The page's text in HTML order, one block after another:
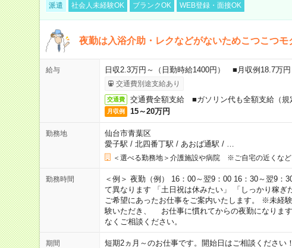
派遣 社会人未経験OK ブランクOK WEB登録・面接OK
夜勤は入浴介助・レクなどがないためこつこつモ
給与 日収2.3万円～（日勤時給1400円） ■月収例18.7万円
交通費別途支給あり
交通費 交通費全額支給 ■ガソリン代も全額支給（
月収例 15～20万円
勤務地
仙台市青葉区
愛子駅 / 北四番丁駅 / あおば通駅 /
＜選べる勤務地＞介護施設や病院 ※ご自宅の近くなど
勤務時間
＜例＞ 夜勤（例） 16：00～翌9：00 16：30～翌9
て異なります 「土日祝は休みたい」 「しっかり稼
ご希望にあったお仕事をご案内いたします。 ※未経
験いただき、 お仕事に慣れてからの夜勤になりま
なくご相談ください。
期間 短期2ヵ月～のお仕事です。開始日はご相談くださ